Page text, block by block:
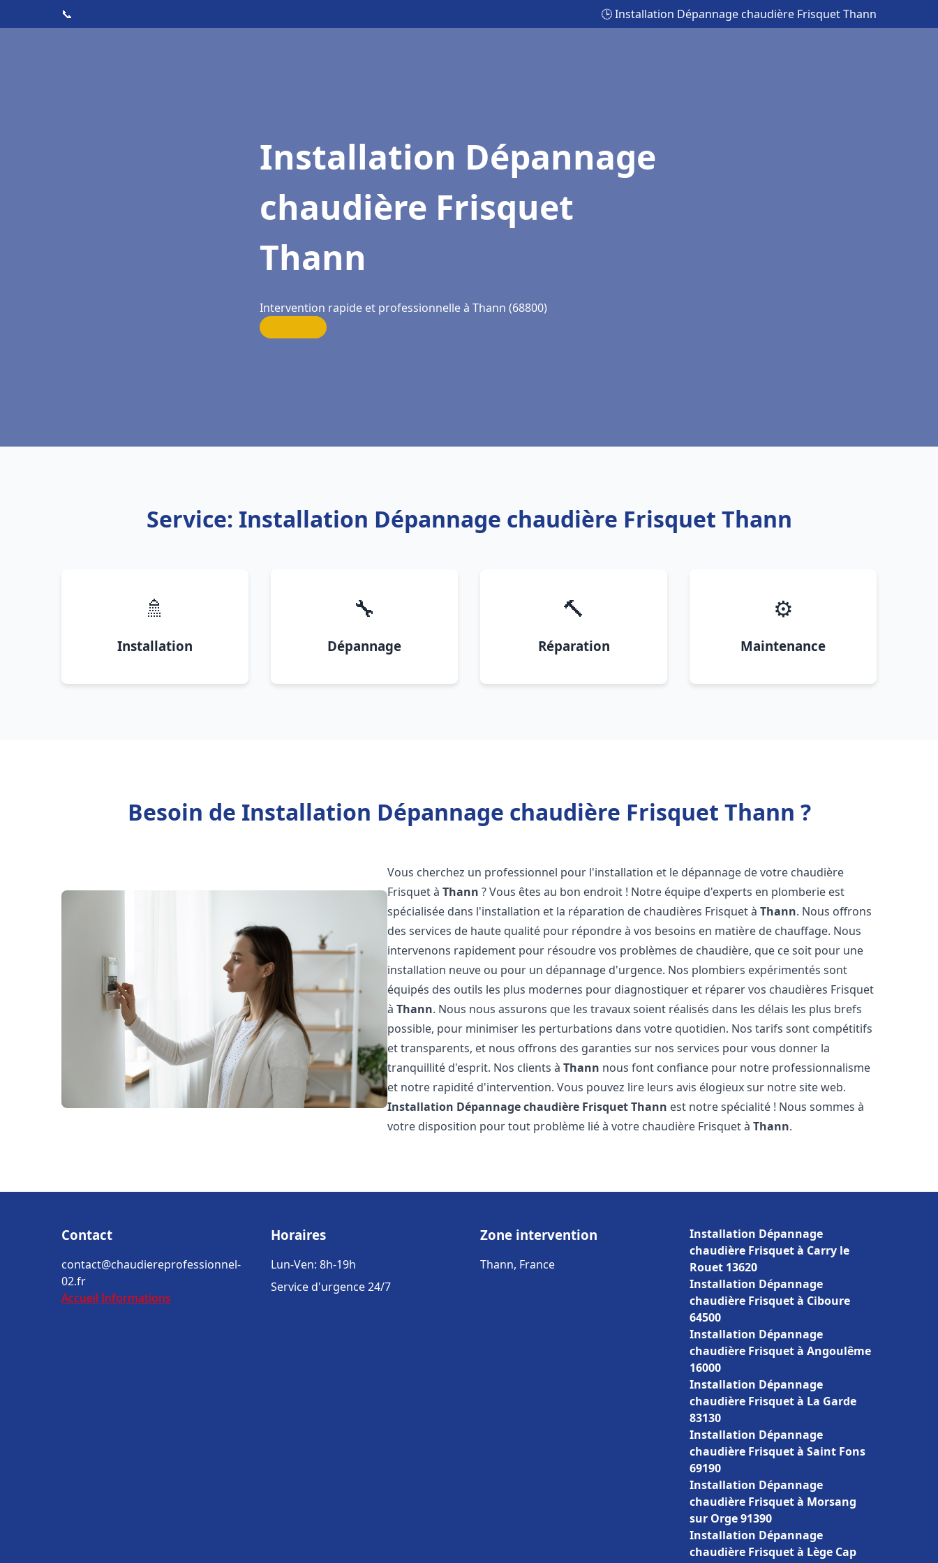
📞 🕒 Installation Dépannage chaudière Frisquet Thann
Installation Dépannage
chaudière Frisquet
Thann
Intervention rapide et professionnelle à Thann (68800)
Service: Installation Dépannage chaudière Frisquet Thann
🚿
Installation
🔧
Dépannage
🔨
Réparation
⚙️
Maintenance
Besoin de Installation Dépannage chaudière Frisquet Thann ?
Vous cherchez un professionnel pour l'installation et le dépannage de votre chaudière
Frisquet àThann ? Vous êtes au bon endroit ! Notre équipe d'experts en plomberie est
spécialisée dans l'installation et la réparation de chaudières Frisquet àThann. Nous offrons
des services de haute qualité pour répondre à vos besoins en matière de chauffage. Nous
intervenons rapidement pour résoudre vos problèmes de chaudière, que ce soit pour une
installation neuve ou pour un dépannage d'urgence. Nos plombiers expérimentés sont
équipés des outils les plus modernes pour diagnostiquer et réparer vos chaudières Frisquet
àThann. Nous nous assurons que les travaux soient réalisés dans les délais les plus brefs
possible, pour minimiser les perturbations dans votre quotidien. Nos tarifs sont compétitifs
et transparents, et nous offrons des garanties sur nos services pour vous donner la
tranquillité d'esprit. Nos clients àThann nous font confiance pour notre professionnalisme
et notre rapidité d'intervention. Vous pouvez lire leurs avis élogieux sur notre site web.
Installation Dépannage chaudière FrisquetThann est notre spécialité ! Nous sommes à
votre disposition pour tout problème lié à votre chaudière Frisquet àThann.
Contact
contact@chaudiereprofessionnel-
02.fr
Accueil Informations
Horaires
Lun-Ven: 8h-19h
Service d'urgence 24/7
Zone intervention
Thann, France
Installation Dépannage
chaudière Frisquet à Carry le
Rouet 13620
Installation Dépannage
chaudière Frisquet à Ciboure
64500
Installation Dépannage
chaudière Frisquet à Angoulême
16000
Installation Dépannage
chaudière Frisquet à La Garde
83130
Installation Dépannage
chaudière Frisquet à Saint Fons
69190
Installation Dépannage
chaudière Frisquet à Morsang
sur Orge 91390
Installation Dépannage
chaudière Frisquet à Lège Cap